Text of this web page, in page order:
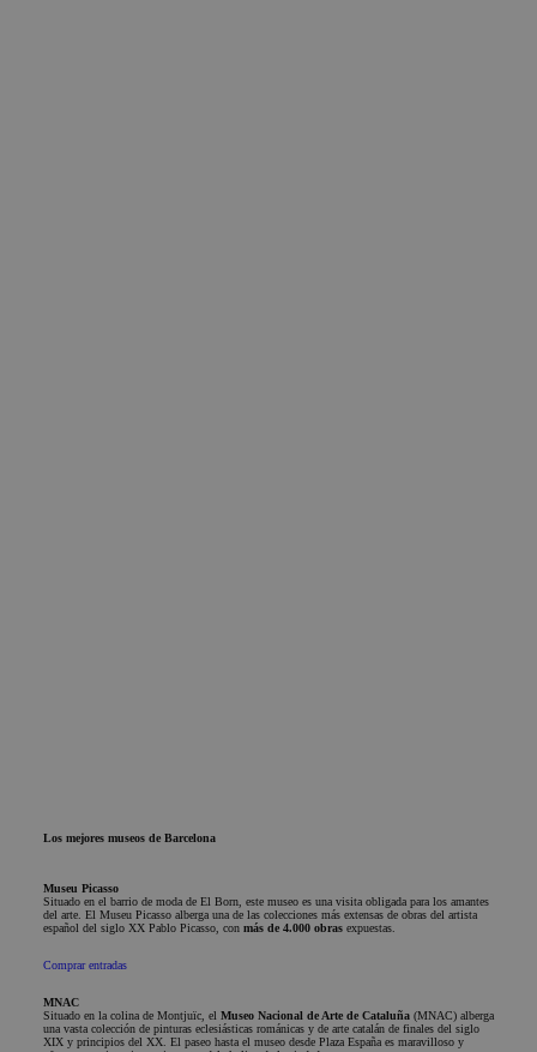
Los mejores museos de Barcelona
Museu Picasso
Situado en el barrio de moda de El Born, este museo es una visita obligada para los amantes
del arte. El Museu Picasso alberga una de las colecciones más extensas de obras del artista
español del siglo XX Pablo Picasso, con más de 4.000 obras expuestas.
Comprar entradas
MNAC
Situado en la colina de Montjuïc, el Museo Nacional de Arte de Cataluña (MNAC) alberga
una vasta colección de pinturas eclesiásticas románicas y de arte catalán de finales del siglo
XIX y principios del XX. El paseo hasta el museo desde Plaza España es maravilloso y